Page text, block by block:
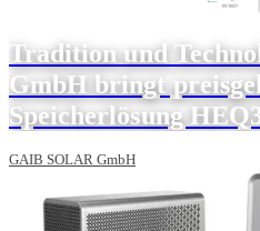
Tradition und
GmbH bringt
Speicherlösung
GAIB SOLAR GmbH